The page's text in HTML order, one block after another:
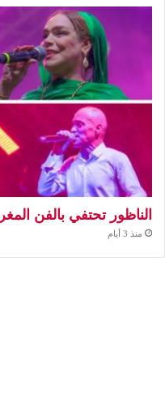
الناظور تحتفي بالفن
منذ 3 أيام